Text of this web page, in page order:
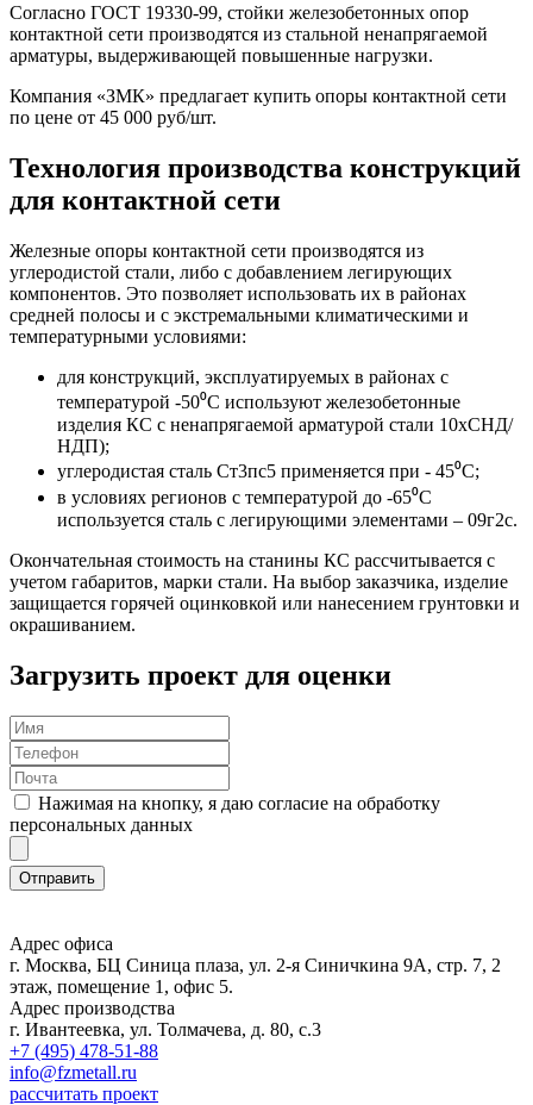
Согласно ГОСТ 19330-99, стойки железобетонных опор
контактной сети производятся из стальной ненапрягаемой
арматуры, выдерживающей повышенные нагрузки.
Компания «ЗМК» предлагает купить опоры контактной сети
по цене от 45 000 руб/шт.
Технология производства конструкций
для контактной сети
Железные опоры контактной сети производятся из
углеродистой стали, либо с добавлением легирующих
компонентов. Это позволяет использовать их в районах
средней полосы и с экстремальными климатическими и
температурными условиями:
для конструкций, эксплуатируемых в районах с
температурой -50⁰C используют железобетонные
изделия КС с ненапрягаемой арматурой стали 10хСНД/
НДП);
углеродистая сталь Ст3пс5 применяется при - 45⁰C;
в условиях регионов с температурой до -65⁰C
используется сталь с легирующими элементами – 09г2с.
Окончательная стоимость на станины КС рассчитывается с
учетом габаритов, марки стали. На выбор заказчика, изделие
защищается горячей оцинковкой или нанесением грунтовки и
окрашиванием.
Загрузить проект для оценки
Нажимая на кнопку, я даю согласие на обработку
персональных данных
Адрес офиса
г. Москва, БЦ Синица плаза, ул. 2-я Синичкина 9А, стр. 7, 2
этаж, помещение 1, офис 5.
Адрес производства
г. Ивантеевка, ул. Толмачева, д. 80, с.3
+7 (495) 478-51-88
info@fzmetall.ru
рассчитать проект